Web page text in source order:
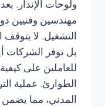
ولوحات الإنذار.
مهندسين وفنيين
التشغيل. لا يتوقف
بل توفر الشركات
للعاملين على
الطوارئ. عملية
المدني، مما يضمن